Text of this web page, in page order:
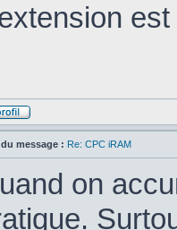
message : Re: CPC iRAM
on